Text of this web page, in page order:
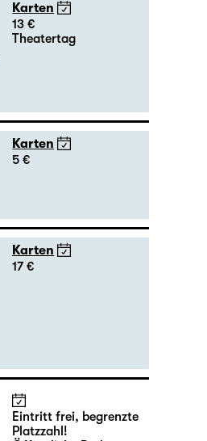
Karten
13 €
Theatertag
Karten
5 €
Karten
17 €
Eintritt frei, begrenzte
Platzzahl!